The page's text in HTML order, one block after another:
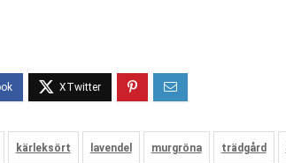
kärleksört lavendel murgröna trädgård